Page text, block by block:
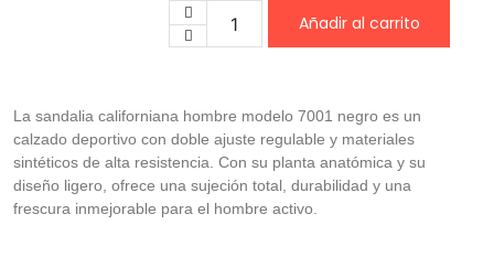
Añadir al carrito
La sandalia californiana hombre modelo 7001 negro es un
calzado deportivo con doble ajuste regulable y materiales
sintéticos de alta resistencia. Con su planta anatómica y su
diseño ligero, ofrece una sujeción total, durabilidad y una
frescura inmejorable para el hombre activo.